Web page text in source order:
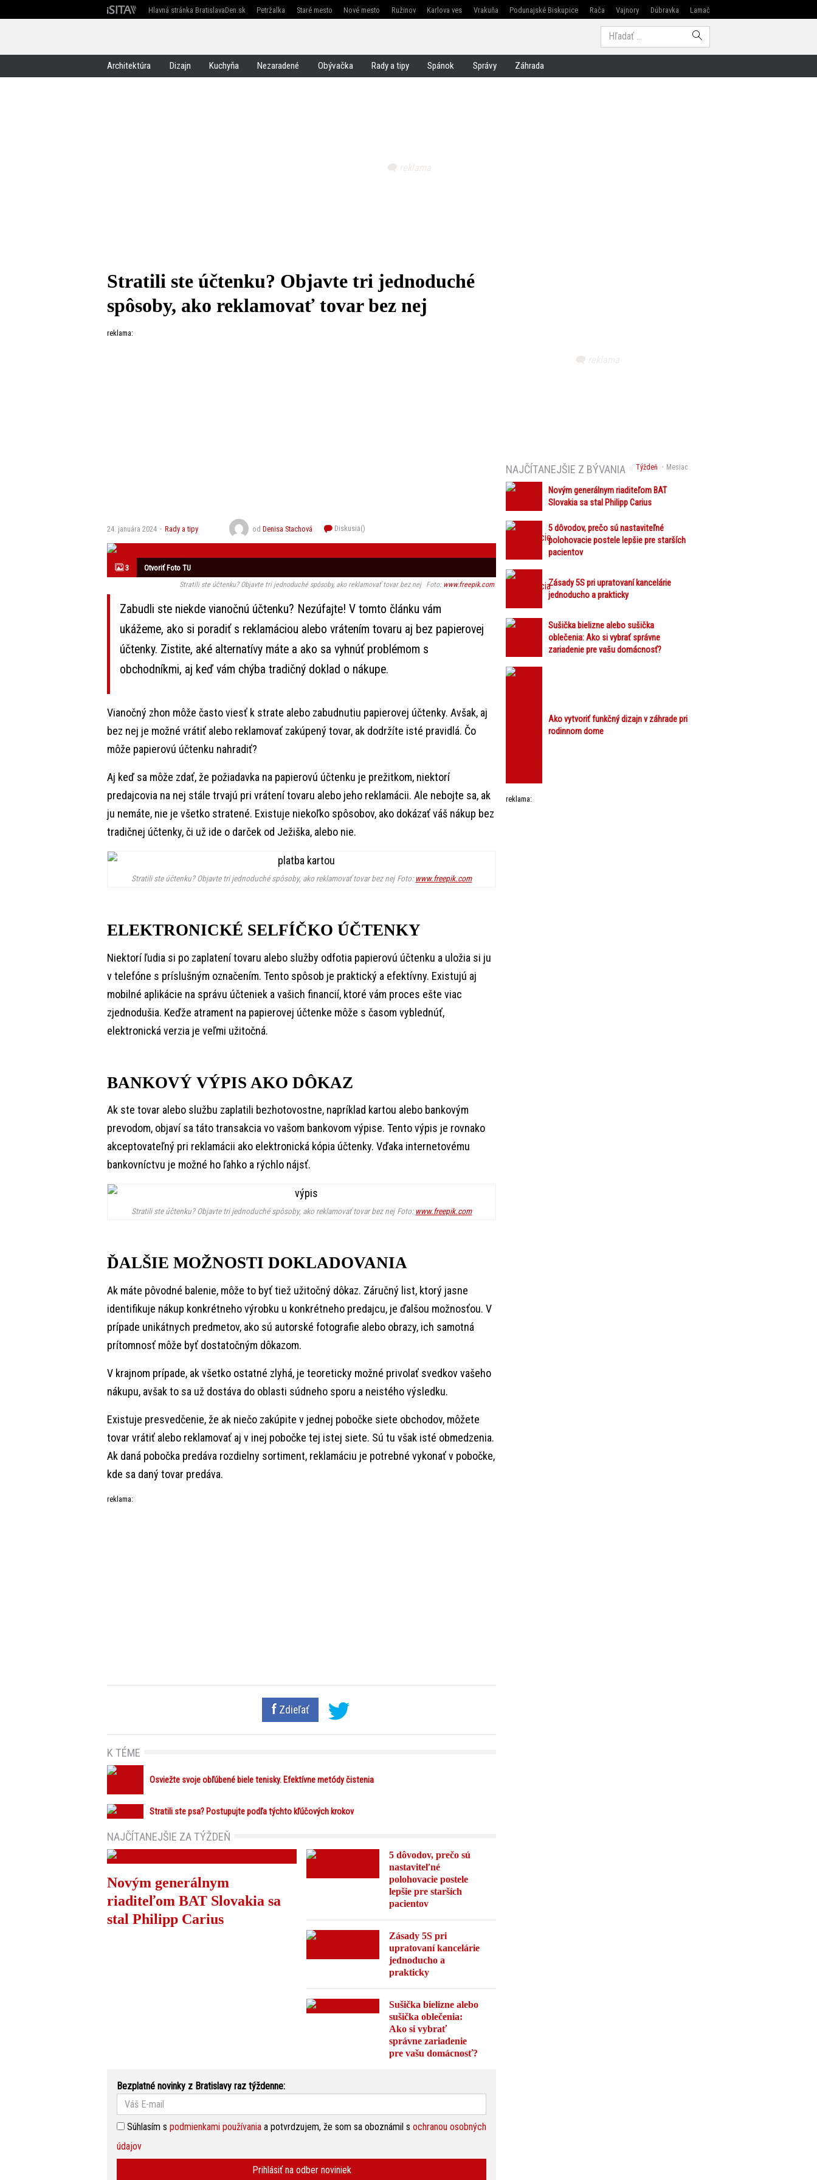
Hlavná stránka BratislavaDen.sk Petržalka Staré mesto Nové mesto Ružinov Karlova ves Vrakuňa Podunajské Biskupice Rača Vajnory Dúbravka
Lamač
Hľadať:
Architektúra Dizajn Kuchyňa Nezaradené Obývačka Rady a tipy Spánok Správy Záhrada
Stratili ste účtenku? Objavte tri jednoduché
spôsoby, ako reklamovať tovar bez nej
reklama:
24. januára 2024 Rady a tipy odDenisa Stachová Diskusia()
3 Otvoriť Foto TU
Stratili ste účtenku? Objavte tri jednoduché spôsoby, ako reklamovať tovar bez nej Foto: www.freepik.com
Zabudli ste niekde vianočnú účtenku? Nezúfajte! V tomto článku vám
ukážeme, ako si poradiť s reklamáciou alebo vrátením tovaru aj bez papierovej
účtenky. Zistite, aké alternatívy máte a ako sa vyhnúť problémom s
obchodníkmi, aj keď vám chýba tradičný doklad o nákupe.
Vianočný zhon môže často viesť k strate alebo zabudnutiu papierovej účtenky. Avšak, aj
bez nej je možné vrátiť alebo reklamovať zakúpený tovar, ak dodržíte isté pravidlá. Čo
môže papierovú účtenku nahradiť?
Aj keď sa môže zdať, že požiadavka na papierovú účtenku je prežitkom, niektorí
predajcovia na nej stále trvajú pri vrátení tovaru alebo jeho reklamácii. Ale nebojte sa, ak
ju nemáte, nie je všetko stratené. Existuje niekoľko spôsobov, ako dokázať váš nákup bez
tradičnej účtenky, či už ide o darček od Ježiška, alebo nie.
Stratili ste účtenku? Objavte tri jednoduché spôsoby, ako reklamovať tovar bez nej Foto: www.freepik.com
ELEKTRONICKÉ SELFÍČKO ÚČTENKY
Niektorí ľudia si po zaplatení tovaru alebo služby odfotia papierovú účtenku a uložia si ju
v telefóne s príslušným označením. Tento spôsob je praktický a efektívny. Existujú aj
mobilné aplikácie na správu účteniek a vašich financií, ktoré vám proces ešte viac
zjednodušia. Keďže atrament na papierovej účtenke môže s časom vyblednúť,
elektronická verzia je veľmi užitočná.
BANKOVÝ VÝPIS AKO DÔKAZ
Ak ste tovar alebo službu zaplatili bezhotovostne, napríklad kartou alebo bankovým
prevodom, objaví sa táto transakcia vo vašom bankovom výpise. Tento výpis je rovnako
akceptovateľný pri reklamácii ako elektronická kópia účtenky. Vďaka internetovému
bankovníctvu je možné ho ľahko a rýchlo nájsť.
Stratili ste účtenku? Objavte tri jednoduché spôsoby, ako reklamovať tovar bez nej Foto: www.freepik.com
ĎALŠIE MOŽNOSTI DOKLADOVANIA
Ak máte pôvodné balenie, môže to byť tiež užitočný dôkaz. Záručný list, ktorý jasne
identifikuje nákup konkrétneho výrobku u konkrétneho predajcu, je ďalšou možnosťou. V
prípade unikátnych predmetov, ako sú autorské fotografie alebo obrazy, ich samotná
prítomnosť môže byť dostatočným dôkazom.
V krajnom prípade, ak všetko ostatné zlyhá, je teoreticky možné privolať svedkov vašeho
nákupu, avšak to sa už dostáva do oblasti súdneho sporu a neistého výsledku.
Existuje presvedčenie, že ak niečo zakúpite v jednej pobočke siete obchodov, môžete
tovar vrátiť alebo reklamovať aj v inej pobočke tej istej siete. Sú tu však isté obmedzenia.
Ak daná pobočka predáva rozdielny sortiment, reklamáciu je potrebné vykonať v pobočke,
kde sa daný tovar predáva.
reklama:
Zdieľať
K TÉME
Osviežte svoje obľúbené biele tenisky. Efektívne metódy čistenia
Stratili ste psa? Postupujte podľa týchto kľúčových krokov
NAJČÍTANEJŠIE ZA TÝŽDEŇ
Novým generálnym
riaditeľom BAT Slovakia sa
stal Philipp Carius
5 dôvodov, prečo sú
nastaviteľné
polohovacie postele
lepšie pre starších
pacientov
Zásady 5S pri
upratovaní kancelárie
jednoducho a
prakticky
Sušička bielizne alebo
sušička oblečenia:
Ako si vybrať
správne zariadenie
pre vašu domácnosť?
Bezplatné novinky z Bratislavy raz týždenne:
Súhlasím s podmienkami používania a potvrdzujem, že som sa oboznámil s ochranou osobných
údajov
Prihlásiť na odber noviniek
Týždeň Mesiac
NAJČÍTANEJŠIE Z BÝVANIA
Novým generálnym riaditeľom BAT
Slovakia sa stal Philipp Carius
5 dôvodov, prečo sú nastaviteľné
polohovacie postele lepšie pre starších
pacientov
Zásady 5S pri upratovaní kancelárie
jednoducho a prakticky
Sušička bielizne alebo sušička
oblečenia: Ako si vybrať správne
zariadenie pre vašu domácnosť?
Ako vytvoriť funkčný dizajn v záhrade pri
rodinnom dome
reklama: